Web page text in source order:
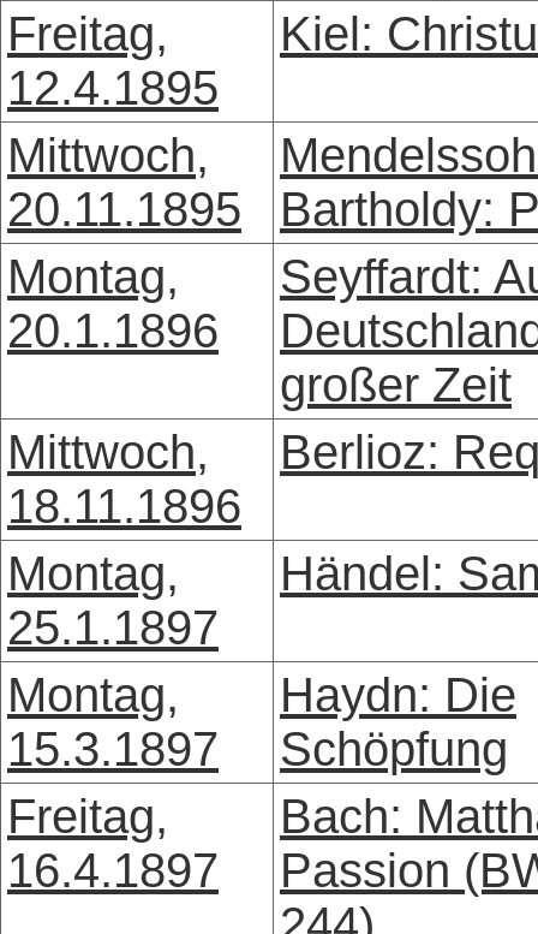
Freitag,
12.4.1895
Kiel:
Mittwoch,
20.11.1895
Bartholdy:
Montag,
20.1.1896
Seyffardt:
großer Zeit
Mittwoch,
18.11.1896
Berlioz:
Montag,
25.1.1897
Händel:
Montag,
15.3.1897
Haydn: Die
Schöpfung
Freitag,
16.4.1897
Bach:
Passion